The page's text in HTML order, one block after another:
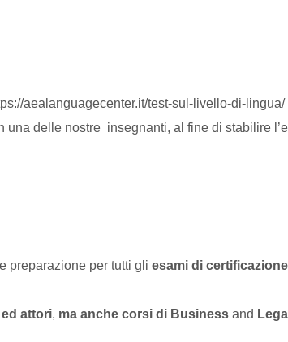
aealanguagecenter.it/test-sul-livello-di-lingua/
delle nostre insegnanti, al fine di stabilire
preparazione per tutti gli esami di
attori, ma anche corsi di Business and